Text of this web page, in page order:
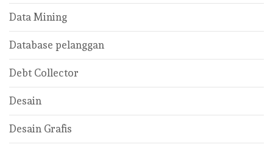
Data Mining
Database pelanggan
Debt Collector
Desain
Desain Grafis